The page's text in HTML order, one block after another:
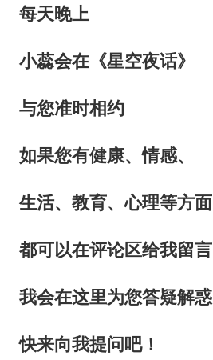
每天晚上
小蕊会在《星空夜话》
与您准时相约
如果您有健康、情感、
生活、教育、心理等方
都可以在评论区给我留言
我会在这里为您答疑解惑
快来向我提问吧！